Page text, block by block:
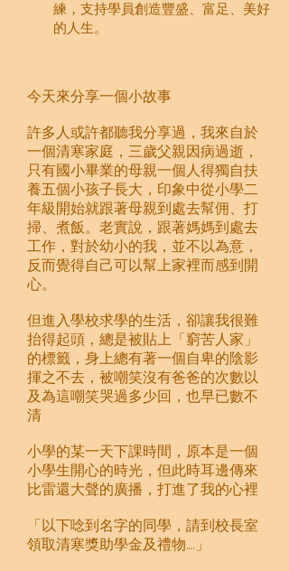
練，支持學員創造豐盛、富足、美好
的人生。
今天來分享一個小故事
許多人或許都聽我分享過，我來自於
一個清寒家庭，三歲父親因病過逝，
只有國小畢業的母親一個人得獨自扶
養五個小孩子長大，印象中從小學二
年級開始就跟著母親到處去幫佣、打
掃、煮飯。老實說，跟著媽媽到處去
工作，對於幼小的我，並不以為意，
反而覺得自己可以幫上家裡而感到開
心。
但進入學校求學的生活，卻讓我很難
抬得起頭，總是被貼上「窮苦人家」
的標籤，身上總有著一個自卑的陰影
揮之不去，被嘲笑沒有爸爸的次數以
及為這嘲笑哭過多少回，也早已數不
清
小學的某一天下課時間，原本是一個
小學生開心的時光，但此時耳邊傳來
比雷還大聲的廣播，打進了我的心裡
「以下唸到名字的同學，請到校長室
領取清寒獎助學金及禮物….」